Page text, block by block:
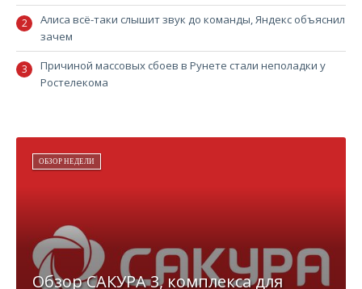
Алиса всё-таки слышит звук до команды, Яндекс объяснил
зачем
Причиной массовых сбоев в Рунете стали неполадки у
Ростелекома
ОБЗОР НЕДЕЛИ
Обзор САКУРА 3, комплекса для